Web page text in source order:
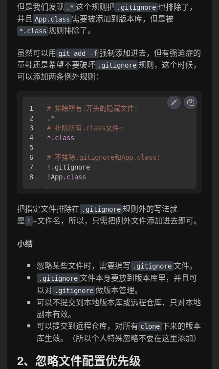
但是我们发现 .* 这个规则把 .gitignore 也排除了，
并且 App.class 需要被添加到版本库，但是被
*.class 规则排除了。
虽然可以用 git add -f 强制添加进去，但有强迫症的
童鞋还是希望不要破坏 .gitignore 规则，这个时候，
可以添加两条例外规则：
1
2
3
4
5
6
7
# 排除所有.开头的隐藏文件:
# 排除所有.class文件:
*. class
# 不排除.gitignore和App.class:
!.gitignore
!App. class
把指定文件排除在 .gitignore 规则外的写法就
是 ! +文件名，所以，只需把例外文件添加进去即可。
小结
忽略某些文件时，需要编写 .gitignore 文件。
.gitignore 文件本身要放到版本库里，并且可
以对 .gitignore 做版本管理。
可以不提交到本地版本库或远程仓库，只对本地
副本有效。
可以提交到远程仓库，对所有 clone 下来的版本
库生效。（所以个人特殊忽略不要在这里添加）
2、忽略文件配置优先级